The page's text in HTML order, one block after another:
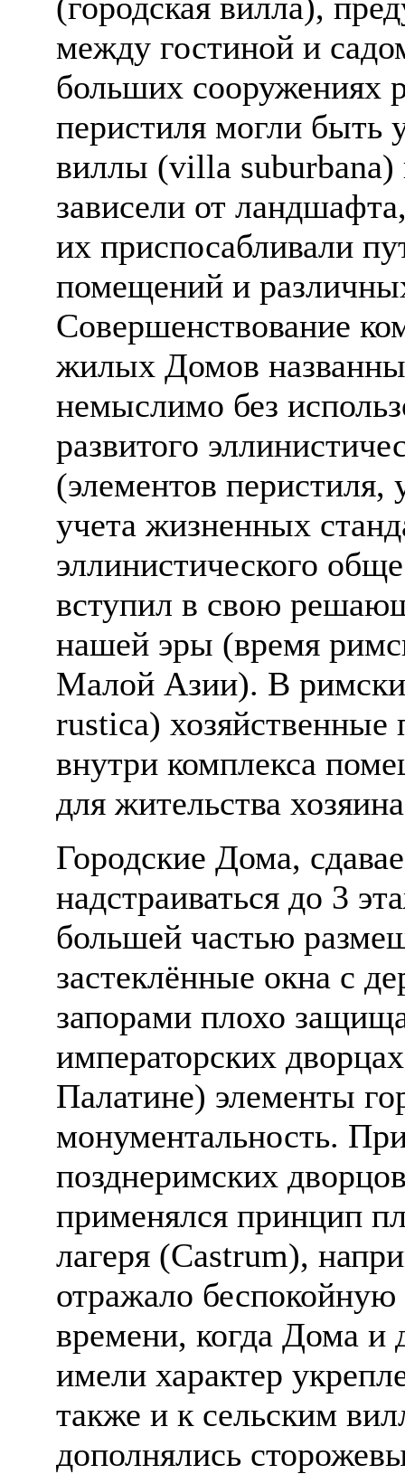
между гостиной и
больших сооружениях
перистиля могли быть
виллы (villa suburbana)
зависели от
их приспосабливали
помещений и
Совершенствование
жилых Домов
немыслимо без
развитого
(элементов перистиля,
учета жизненных
эллинистического
вступил в свою
нашей эры (время
Малой Азии). В
rustica)
внутри комплекса
для жительства
Городские Дома,
надстраиваться до 3
большей частью
застеклённые окна с
запорами плохо
императорских
Палатине) элементы
монументальность.
позднеримских
применялся принцип
лагеря (Castrum),
отражало беспокойную
времени, когда Дома и
имели характер
также и к сельским
дополнялись